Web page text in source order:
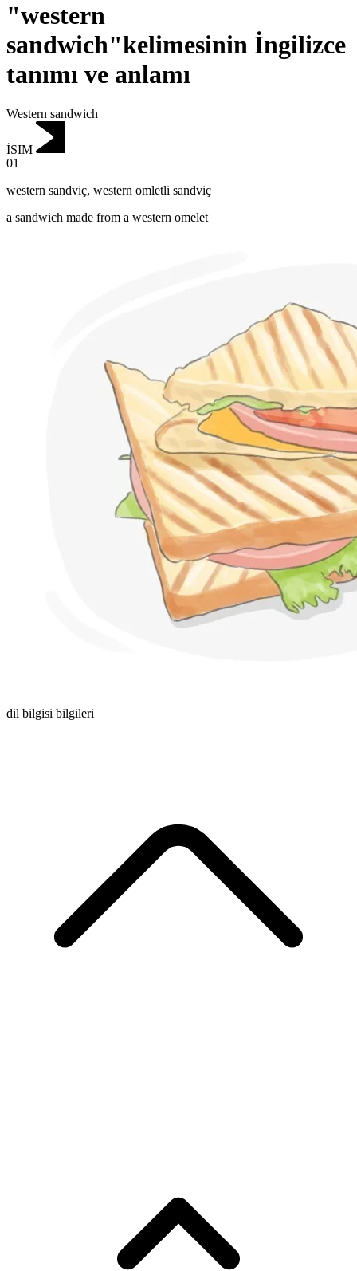
"western
sandwich"kelimesinin İngilizce
tanımı ve anlamı
Western sandwich
İSIM
01
western sandviç, western omletli sandviç
a sandwich made from a western omelet
dil bilgisi bilgileri